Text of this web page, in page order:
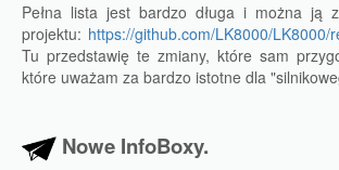
Pełna lista jest bardzo długa i można ją
projektu: https://github.com/LK8000/LK8000/
Tu przedstawię te zmiany, które sam
które uważam za bardzo istotne dla
Nowe InfoBoxy.